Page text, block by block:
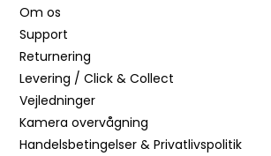
Om os
Support
Returnering
Levering / Click & Collect
Vejledninger
Kamera overvågning
Handelsbetingelser & Privatlivspolitik